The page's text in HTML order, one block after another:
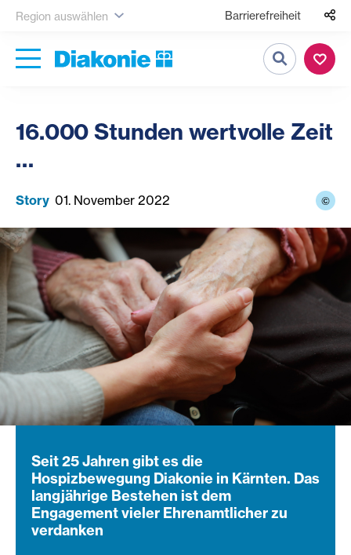
Region auswählen Barrierefreiheit
Suche
16.000 Stunden wertvolle Zeit
…
Story 01. November 2022 ©
Seit 25 Jahren gibt es die
Hospizbewegung Diakonie in Kärnten. Das
langjährige Bestehen ist dem
Engagement vieler Ehrenamtlicher zu
verdanken